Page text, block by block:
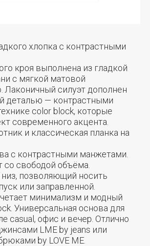
хлопка с контрастными
кроя выполнена из гладкой
с мягкой матовой
Лаконичный силуэт дополнен
деталью — контрастными
color block, которые
современного акцента.
и классическая планка на
с контрастными манжетами.
со свободой объёма.
позволяющий носить
или заправленной.
минимализм и модный
Универсальная основа для
casual, офис и вечер. Отлично
LME by jeans или
by LOVE ME.